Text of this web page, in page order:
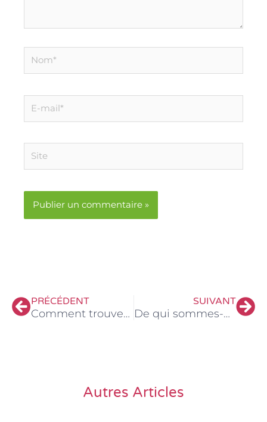
mail*
PRÉCÉDENT
Comment trouver le repos en Jésus-Christ ?
SUIVANT
De qui sommes-nous enfants ?
Autres Articles